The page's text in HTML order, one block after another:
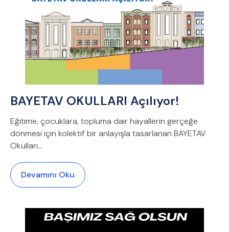
BAYETAV OKULLARI Açılıyor!
Eğitime, çocuklara, topluma dair hayallerin gerçeğe
dönmesi için kolektif bir anlayışla tasarlanan BAYETAV
Okulları…
Devamını Oku